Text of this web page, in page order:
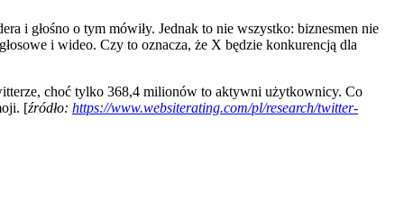
i głośno o tym mówiły. Jednak to nie wszystko: biznesmen nie
i wideo. Czy to oznacza, że X będzie konkurencją dla
choć tylko 368,4 milionów to aktywni użytkownicy. Co
[źródło: https://www.websiterating.com/pl/research/twitter-